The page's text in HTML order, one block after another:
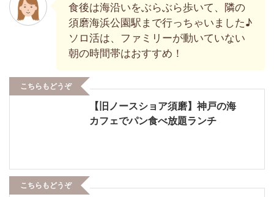
食後は海沿いをぶらぶら歩いて、隣の
須磨海浜公園駅まで行っちゃいました♪
ソロ活は、ファミリーが動いていない
朝の時間帯はおすすめ！
こちらもどうぞ
【旧ノースショア須磨】神戸の海
カフェでパン食べ放題ランチ
こちらもどうぞ